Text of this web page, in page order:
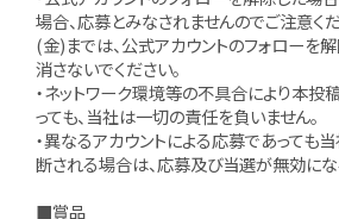
場合、応募とみなされませんのでご注意く
(金)までは、公式アカウントのフォローを
消さないでください。
・ネットワーク環境等の不具合により本投
っても、当社は一切の責任を負いません。
・異なるアカウントによる応募であっても
断される場合は、応募及び当選が無効にな
■賞品